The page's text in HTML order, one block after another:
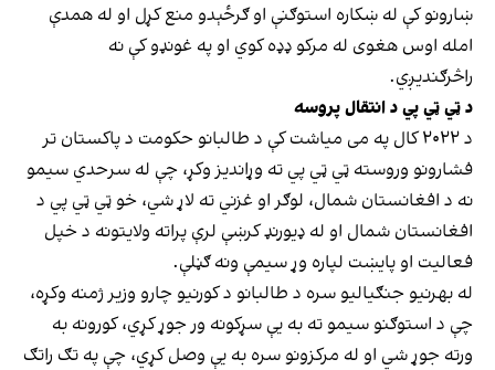
ښارونو کې له ښکاره استوګنې او ګرځېدو منع کړل او له همدې
امله اوس هغوی له مرکو ډډه کوي او په غونډو کې نه
راڅرګندیږي.
د ټي ټي پي د انتقال پروسه
د ۲۰۲۲ کال په می میاشت کې د طالبانو حکومت د پاکستان تر
فشارونو وروسته ټي ټي پي ته وړاندیز وکړ، چې له سرحدي سیمو
نه د افغانستان شمال، لوګر او غزني ته لاړ شي، خو ټي ټي پي د
افغانستان شمال او له ډیورنډ کرښې لرې پراته ولایتونه د خپل
فعالیت او پایښت لپاره وړ سیمې ونه ګڼلې.
له بهرنیو جنګیالیو سره د طالبانو د کورنیو چارو وزیر ژمنه وکړه،
چې د استوګنو سیمو ته به یې سړکونه ور جوړ کړي، کورونه به
ورته جوړ شي او له مرکزونو سره به یې وصل کړي، چې په تګ راتګ